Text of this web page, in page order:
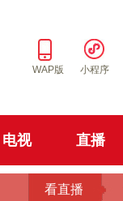
WAP版 小程序
电视 直播
看直播